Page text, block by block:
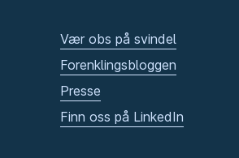
Vær obs på svindel
Forenklingsbloggen
Presse
Finn oss på LinkedIn